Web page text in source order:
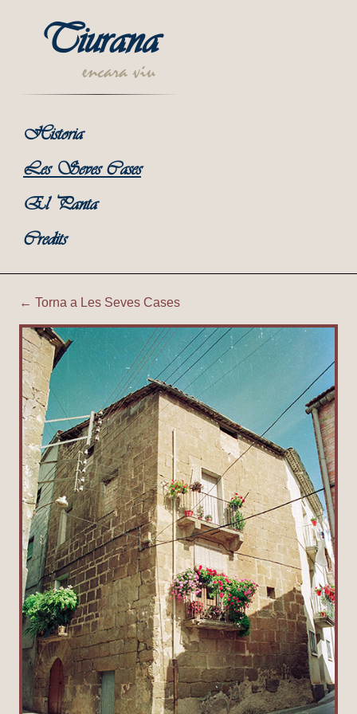
Tiurana
encara viu
Historia
Les Seves Cases
El Panta
Credits
Tiurana | Ca la Teta
← Torna a Les Seves Cases